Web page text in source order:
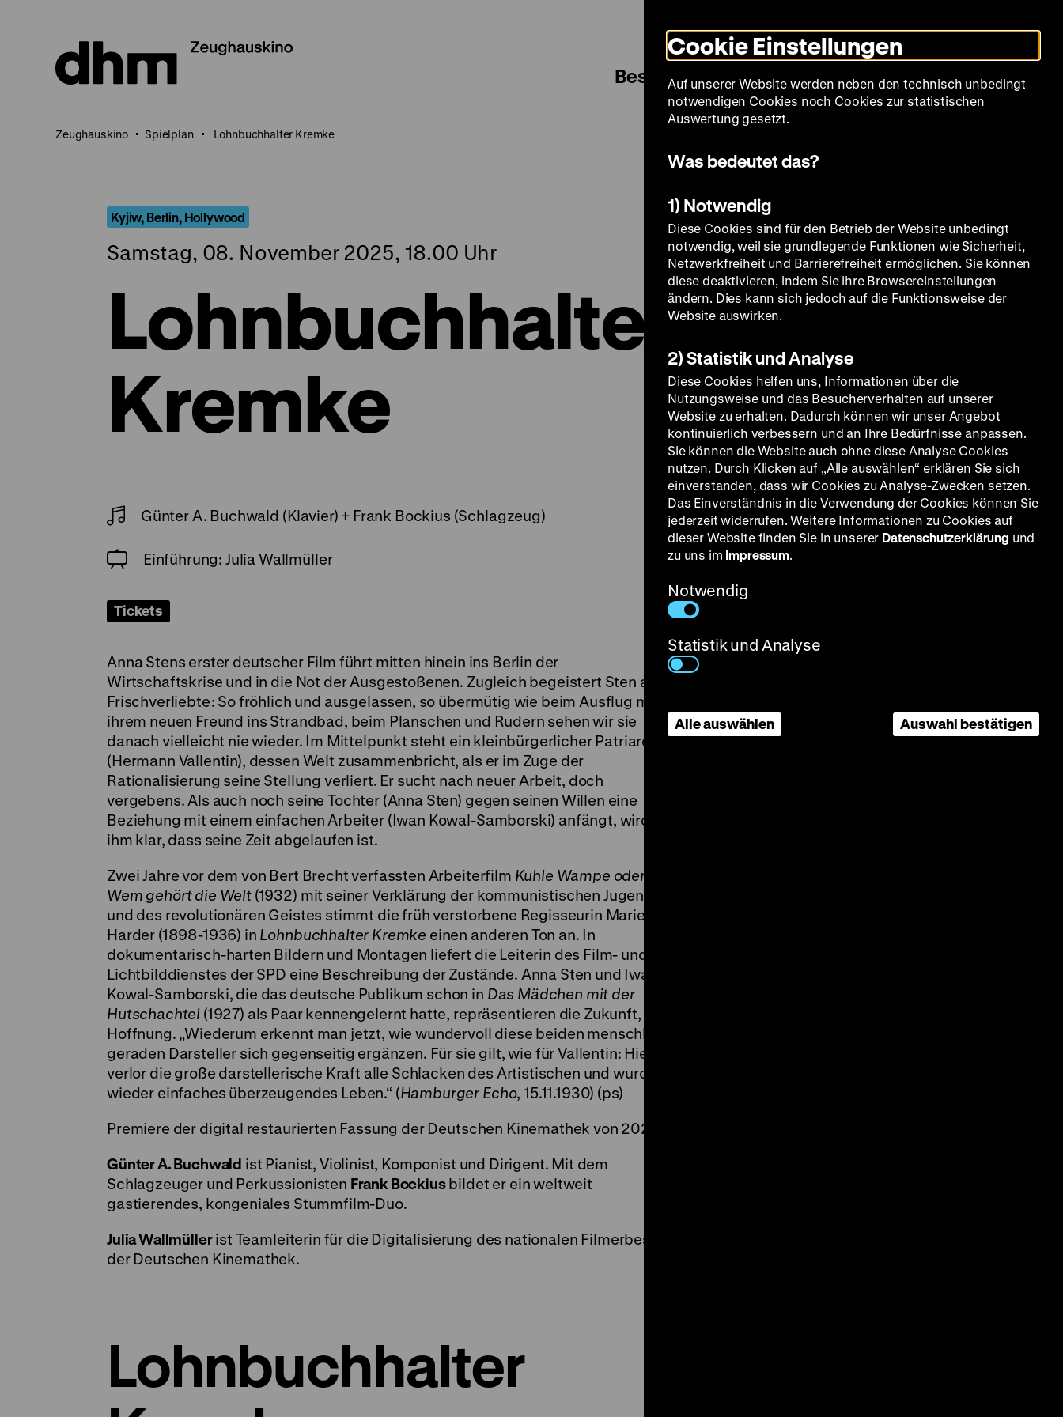
Seiteninhalt
springen
Modus
umschalten
Sprache
Besuch Spielplan Filmreihen Über uns
Zeughauskino Spielplan Lohnbuchhalter Kremke
Kyjiw, Berlin, Hollywood
Samstag, 08. November 2025, 18.00 Uhr
Lohnbuchhalter
Kremke
Günter A. Buchwald (Klavier) + Frank Bockius (Schlagzeug)
Einführung: Julia Wallmüller
Tickets
Anna Stens erster deutscher Film führt mitten hinein ins Berlin der
Wirtschaftskrise und in die Not der Ausgestoßenen. Zugleich begeistert Sten als
Frischverliebte: So fröhlich und ausgelassen, so übermütig wie beim Ausflug mit
ihrem neuen Freund ins Strandbad, beim Planschen und Rudern sehen wir sie
danach vielleicht nie wieder. Im Mittelpunkt steht ein kleinbürgerlicher Patriarch
(Hermann Vallentin), dessen Welt zusammenbricht, als er im Zuge der
Rationalisierung seine Stellung verliert. Er sucht nach neuer Arbeit, doch
vergebens. Als auch noch seine Tochter (Anna Sten) gegen seinen Willen eine
Beziehung mit einem einfachen Arbeiter (Iwan Kowal-Samborski) anfängt, wird
ihm klar, dass seine Zeit abgelaufen ist.
Zwei Jahre vor dem von Bert Brecht verfassten Arbeiterfilm Kuhle Wampe oder
Wem gehört die Welt(1932) mit seiner Verklärung der kommunistischen Jugend
und des revolutionären Geistes stimmt die früh verstorbene Regisseurin Marie M.
Harder (1898-1936) in Lohnbuchhalter Kremke einen anderen Ton an. In
dokumentarisch-harten Bildern und Montagen liefert die Leiterin des Film- und
Lichtbilddienstes der SPD eine Beschreibung der Zustände. Anna Sten und Iwan
Kowal-Samborski, die das deutsche Publikum schon in Das Mädchen mit der
Hutschachtel (1927) als Paar kennengelernt hatte, repräsentieren die Zukunft, die
Hoffnung. „Wiederum erkennt man jetzt, wie wundervoll diese beiden menschlich
geraden Darsteller sich gegenseitig ergänzen. Für sie gilt, wie für Vallentin: Hier
verlor die große darstellerische Kraft alle Schlacken des Artistischen und wurde
wieder einfaches überzeugendes Leben.“ (Hamburger Echo, 15.11.1930) (ps)
Premiere der digital restaurierten Fassung der Deutschen Kinemathek von 2025.
Günter A. Buchwald ist Pianist, Violinist, Komponist und Dirigent. Mit dem
Schlagzeuger und Perkussionisten Frank Bockiusbildet er ein weltweit
gastierendes, kongeniales Stummfilm-Duo.
Julia Wallmüllerist Teamleiterin für die Digitalisierung des nationalen Filmerbes in
der Deutschen Kinemathek.
Lohnbuchhalter
Cookie Einstellungen
Auf unserer Website werden neben den technisch unbedingt
notwendigen Cookies noch Cookies zur statistischen
Auswertung gesetzt.
Was bedeutet das?
1) Notwendig
Diese Cookies sind für den Betrieb der Website unbedingt
notwendig, weil sie grundlegende Funktionen wie Sicherheit,
Netzwerkfreiheit und Barrierefreiheit ermöglichen. Sie können
diese deaktivieren, indem Sie ihre Browsereinstellungen
ändern. Dies kann sich jedoch auf die Funktionsweise der
Website auswirken.
2) Statistik und Analyse
Diese Cookies helfen uns, Informationen über die
Nutzungsweise und das Besucherverhalten auf unserer
Website zu erhalten. Dadurch können wir unser Angebot
kontinuierlich verbessern und an Ihre Bedürfnisse anpassen.
Sie können die Website auch ohne diese Analyse Cookies
nutzen. Durch Klicken auf „Alle auswählen“ erklären Sie sich
einverstanden, dass wir Cookies zu Analyse-Zwecken setzen.
Das Einverständnis in die Verwendung der Cookies können Sie
jederzeit widerrufen. Weitere Informationen zu Cookies auf
dieser Website finden Sie in unserer Datenschutzerklärung und
zu uns im Impressum.
Notwendig
Statistik und Analyse
Alle auswählen Auswahl bestätigen